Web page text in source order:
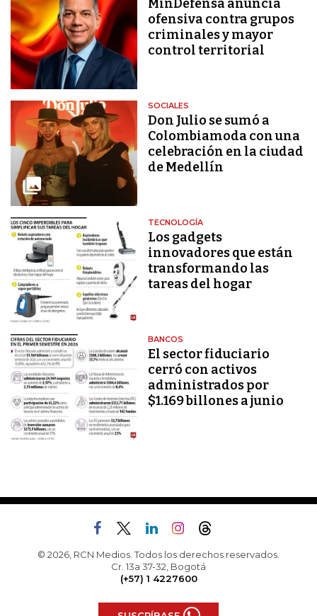
MinDefensa anuncia
ofensiva contra grupos
criminales y mayor
control territorial
SOCIALES
Don Julio se sumó a
Colombiamoda con una
celebración en la ciudad
de Medellín
TECNOLOGÍA
Los gadgets
innovadores que están
transformando las
tareas del hogar
BANCOS
El sector fiduciario
cerró con activos
administrados por
$1.169 billones a junio
© 2026, RCN Medios. Todos los derechos reservados.
Cr. 13a 37-32, Bogotá
(+57) 1 4227600